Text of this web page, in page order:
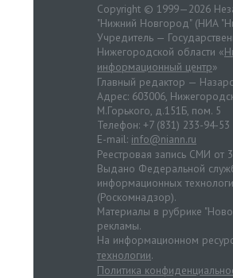
Copyright © 1999—2026
"Нижний Новгород" (НИА
Учредитель —
Нижегородской области «
информационный центр»
Главный редактор —
Адрес: 603006,
М.Горького, д.151Б, пом. 5
Телефон: +7 (831) 233-94-53
E-mail: info@niann.ru
Реестровая запись СМИ
Выдано Федеральной
информационных
(Роскомнадзор).
Материалы в рубрике
рекламы.
На информационном
технологии.
Политика